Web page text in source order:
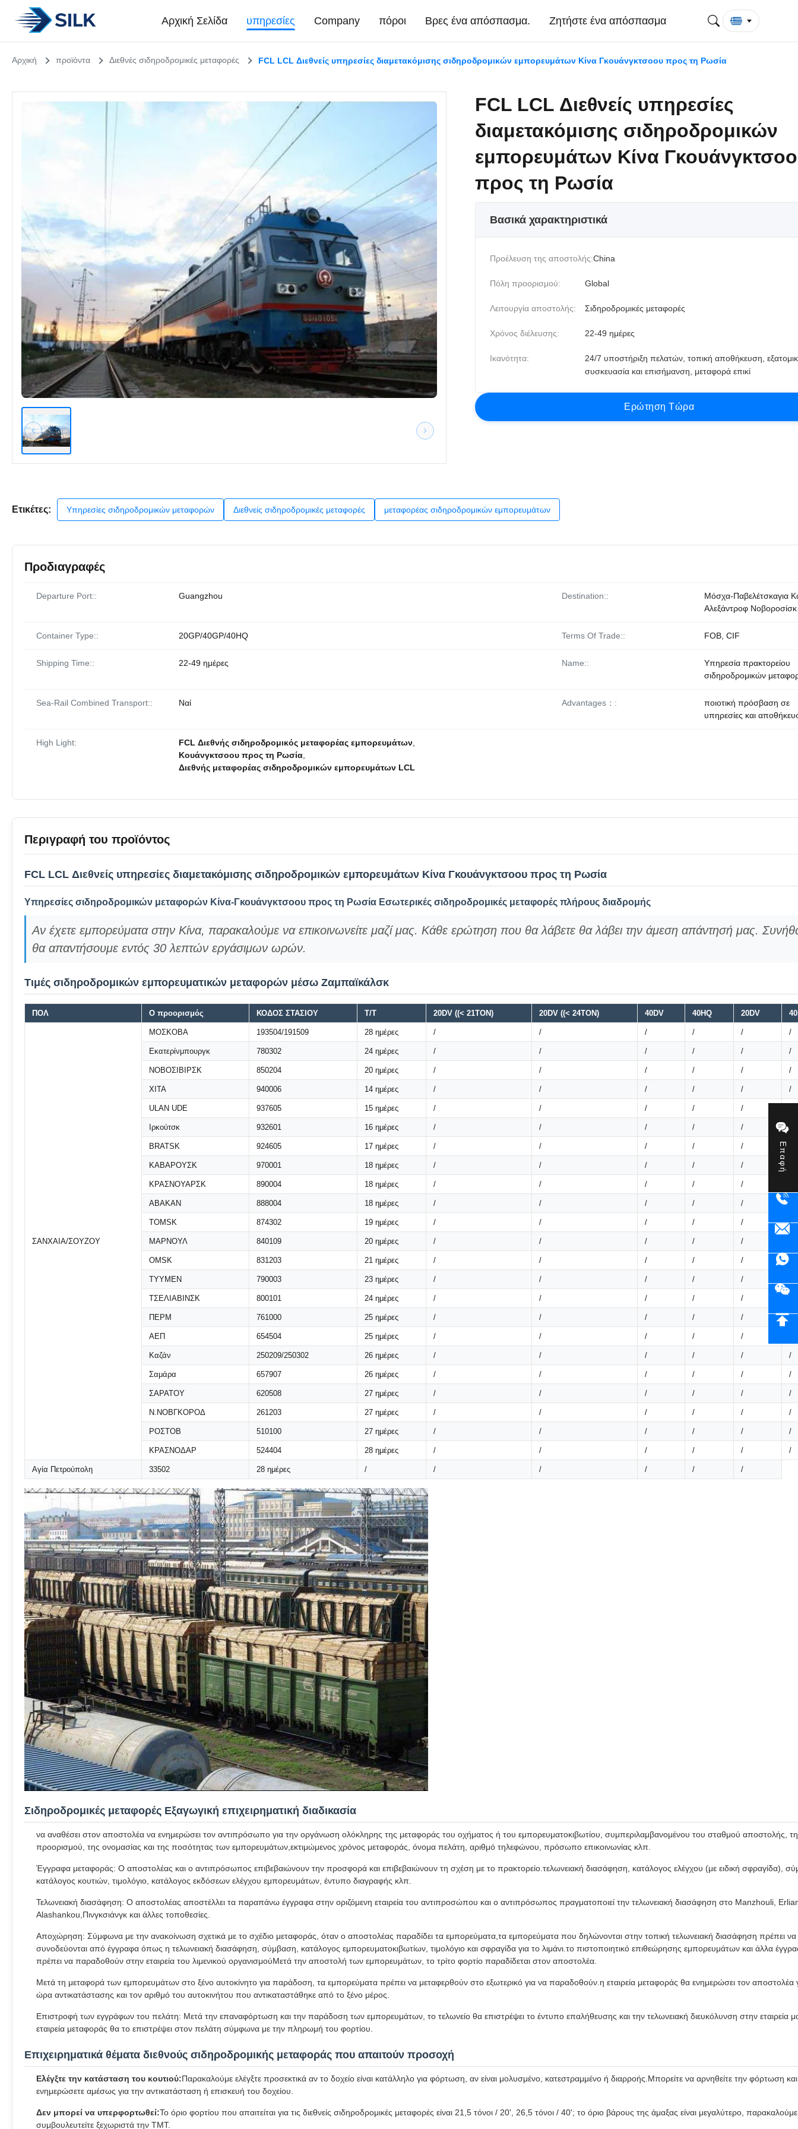
Επαφή
Αρχική Σελίδα υπηρεσίες Company πόροι Βρες ένα απόσπασμα. Ζητήστε ένα απόσπασμα
Αρχική προϊόντα Διεθνές σιδηροδρομικές μεταφορές FCL LCL Διεθνείς υπηρεσίες διαμετακόμισης σιδηροδρομικών εμπορευμάτων Κίνα Γκουάνγκτσοου προς τη Ρωσία
FCL LCL Διεθνείς υπηρεσίες
διαμετακόμισης σιδηροδρομικών
εμπορευμάτων Κίνα
προς τη Ρωσία
Βασικά χαρακτηριστικά
Προέλευση της αποστολής:China
Πόλη προορισμού: Global
Λειτουργία αποστολής: Σιδηροδρομικές μεταφορές
Χρόνος διέλευσης: 22-49 ημέρες
Ικανότητα:
24/7 υποστήριξη πελατών, τοπική αποθήκευση,
συσκευασία και επισήμανση, μεταφορά επικί
Ερώτηση Τώρα
Ετικέτες: Υπηρεσίες σιδηροδρομικών μεταφορών Διεθνείς σιδηροδρομικές μεταφορές μεταφορέας σιδηροδρομικών εμπορευμάτων
Προδιαγραφές
Departure Port:: Guangzhou Destination::
Μόσχα-Παβελέτσκαγια
Αλεξάντροφ Νοβοροσίσκ
Container Type:: 20GP/40GP/40HQ Terms Of Trade:: FOB, CIF
Shipping Time:: 22-49 ημέρες Name::
Υπηρεσία πρακτορείου
σιδηροδρομικών
Sea-Rail Combined Transport:: Ναί Advantages：:
ποιοτική πρόσβαση σε
υπηρεσίες και
High Light: FCL Διεθνής σιδηροδρομικός μεταφορέας εμπορευμάτων
Κουάνγκτσοου προς τη Ρωσία
Διεθνής μεταφορέας σιδηροδρομικών εμπορευμάτων LCL
Περιγραφή του προϊόντος
FCL LCL Διεθνείς υπηρεσίες διαμετακόμισης σιδηροδρομικών εμπορευμάτων Κίνα Γκουάνγκτσοου προς τη Ρωσία
Υπηρεσίες σιδηροδρομικών μεταφορών Κίνα-Γκουάνγκτσοου προς τη Ρωσία Εσωτερικές σιδηροδρομικές μεταφορές πλήρους διαδρομής
Αν έχετε εμπορεύματα στην Κίνα, παρακαλούμε να επικοινωνείτε μαζί μας. Κάθε ερώτηση που θα λάβετε θα λάβει την άμεση απάντησή μας.
θα απαντήσουμε εντός 30 λεπτών εργάσιμων ωρών.
Τιμές σιδηροδρομικών εμπορευματικών μεταφορών μέσω Ζαμπαϊκάλσκ
ΠΟΛ Ο προορισμός ΚΟΔΟΣ ΣΤΑΣΙΟΥ Τ/Τ 20DV ((< 21TON) 20DV ((< 24TON) 40DV 40HQ 20DV
ΣΑΝΧΑΙΑ/ΣΟΥΖΟΥ
ΜΟΣΚΟΒΑ 193504/191509 28 ημέρες / / / / / /
Εκατερίνμπουργκ 780302 24 ημέρες / / / / / /
ΝΟΒΟΣΙΒΙΡΣΚ 850204 20 ημέρες / / / / / /
ΧΙΤΑ 940006 14 ημέρες / / / / / /
ULAN UDE 937605 15 ημέρες / / / / /
Ιρκούτσκ 932601 16 ημέρες / / / / /
BRATSK 924605 17 ημέρες / / / / /
ΚΑΒΑΡΟΥΣΚ 970001 18 ημέρες / / / / /
ΚΡΑΣΝΟΥΑΡΣΚ 890004 18 ημέρες / / / / /
ΑΒΑΚΑΝ 888004 18 ημέρες / / / / /
ΤΟΜSK 874302 19 ημέρες / / / / / /
ΜΑΡΝΟΥΛ 840109 20 ημέρες / / / / /
OMSK 831203 21 ημέρες / / / / /
ΤΥΥΜΕΝ 790003 23 ημέρες / / / / /
ΤΣΕΛΙΑΒΙΝΣΚ 800101 24 ημέρες / / / / /
ΠΕΡΜ 761000 25 ημέρες / / / / /
ΑΕΠ 654504 25 ημέρες / / / / /
Καζάν 250209/250302 26 ημέρες / / / / / /
Σαμάρα 657907 26 ημέρες / / / / / /
ΣΑΡΑΤΟΥ 620508 27 ημέρες / / / / / /
Ν.ΝΟΒΓΚΟΡΟΔ 261203 27 ημέρες / / / / / /
ΡΟΣΤΟΒ 510100 27 ημέρες / / / / / /
ΚΡΑΣΝΟΔΑΡ 524404 28 ημέρες / / / / / /
Αγία Πετρούπολη 33502 28 ημέρες / / / / / /
Σιδηροδρομικές μεταφορές Εξαγωγική επιχειρηματική διαδικασία
να αναθέσει στον αποστολέα να ενημερώσει τον αντιπρόσωπο για την οργάνωση ολόκληρης της μεταφοράς του οχήματος ή του εμπορευματοκιβωτίου, συμπεριλαμβανομένου του σταθμού αποστολής,
προορισμού, της ονομασίας και της ποσότητας των εμπορευμάτων,εκτιμώμενος χρόνος μεταφοράς, όνομα πελάτη, αριθμό τηλεφώνου, πρόσωπο επικοινωνίας κλπ.
Έγγραφα μεταφοράς: Ο αποστολέας και ο αντιπρόσωπος επιβεβαιώνουν την προσφορά και επιβεβαιώνουν τη σχέση με το πρακτορείο.τελωνειακή διασάφηση, κατάλογος ελέγχου (με ειδική σφραγίδα),
κατάλογος κουτιών, τιμολόγιο, κατάλογος εκδόσεων ελέγχου εμπορευμάτων, έντυπο διαγραφής κλπ.
Τελωνειακή διασάφηση: Ο αποστολέας αποστέλλει τα παραπάνω έγγραφα στην οριζόμενη εταιρεία του αντιπροσώπου και ο αντιπρόσωπος πραγματοποιεί την τελωνειακή διασάφηση στο Manzhouli,
Alashankou,Πινγκσιάνγκ και άλλες τοποθεσίες.
Αποχώρηση: Σύμφωνα με την ανακοίνωση σχετικά με το σχέδιο μεταφοράς, όταν ο αποστολέας παραδίδει τα εμπορεύματα,τα εμπορεύματα που δηλώνονται στην τοπική τελωνειακή διασάφηση πρέπει να
συνοδεύονται από έγγραφα όπως η τελωνειακή διασάφηση, σύμβαση, κατάλογος εμπορευματοκιβωτίων, τιμολόγιο και σφραγίδα για το λιμάνι.το πιστοποιητικό επιθεώρησης εμπορευμάτων και άλλα
πρέπει να παραδοθούν στην εταιρεία του λιμενικού οργανισμούΜετά την αποστολή των εμπορευμάτων, το τρίτο φορτίο παραδίδεται στον αποστολέα.
Μετά τη μεταφορά των εμπορευμάτων στο ξένο αυτοκίνητο για παράδοση, τα εμπορεύματα πρέπει να μεταφερθούν στο εξωτερικό για να παραδοθούν.η εταιρεία μεταφοράς θα ενημερώσει τον αποστολέα
ώρα αντικατάστασης και τον αριθμό του αυτοκινήτου που αντικαταστάθηκε από το ξένο μέρος.
Επιστροφή των εγγράφων του πελάτη: Μετά την επαναφόρτωση και την παράδοση των εμπορευμάτων, το τελωνείο θα επιστρέψει το έντυπο επαλήθευσης και την τελωνειακή διευκόλυνση στην εταιρεία
εταιρεία μεταφοράς θα το επιστρέψει στον πελάτη σύμφωνα με την πληρωμή του φορτίου.
Επιχειρηματικά θέματα διεθνούς σιδηροδρομικής μεταφοράς που απαιτούν προσοχή
Ελέγξτε την κατάσταση του κουτιού:Παρακαλούμε ελέγξτε προσεκτικά αν το δοχείο είναι κατάλληλο για φόρτωση, αν είναι μολυσμένο, κατεστραμμένο ή διαρροής.Μπορείτε να αρνηθείτε την φόρτωση
ενημερώσετε αμέσως για την αντικατάσταση ή επισκευή του δοχείου.
Δεν μπορεί να υπερφορτωθεί:Το όριο φορτίου που απαιτείται για τις διεθνείς σιδηροδρομικές μεταφορές είναι 21,5 τόνοι / 20', 26,5 τόνοι / 40'; το όριο βάρους της άμαξας είναι μεγαλύτερο, παρακαλούμε
συμβουλευτείτε ξεχωριστά την TMT.